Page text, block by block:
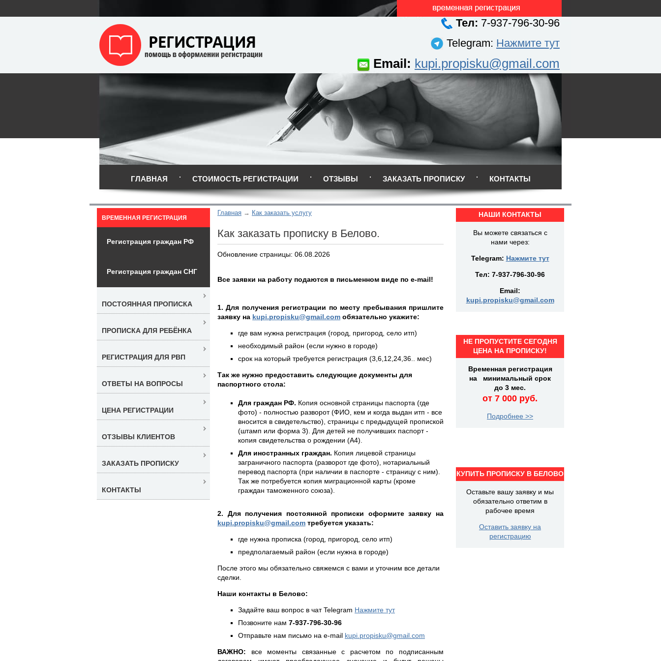
Тел: 7-937-796-30-96
Telegram: Нажмите тут
Email: kupi.propisku@gmail.com
ГЛАВНАЯ СТОИМОСТЬ РЕГИСТРАЦИИ ОТЗЫВЫ ЗАКАЗАТЬ ПРОПИСКУ КОНТАКТЫ
Главная Как заказать услугу
Как заказать прописку в Белово.
Обновление страницы: 06.08.2026
Все заявки на работу подаются в письменном виде по e-mail!
1. Для получения регистрации по месту пребывания пришлите
заявку на kupi.propisku@gmail.com обязательно укажите:
где вам нужна регистрация (город, пригород, село итп)
необходимый район (если нужно в городе)
срок на который требуется регистрация (3,6,12,24,36.. мес)
Так же нужно предоставить следующие документы для
паспортного стола:
Для граждан РФ. Копия основной страницы паспорта (где
фото) - полностью разворот (ФИО, кем и когда выдан итп - все
вносится в свидетельство), страницы с предыдущей пропиской
(штамп или форма 3). Для детей не получивших паспорт -
копия свидетельства о рождении (А4).
Для иностранных граждан. Копия лицевой страницы
заграничного паспорта (разворот где фото), нотариальный
перевод паспорта (при наличии в паспорте - страницу с ним).
Так же потребуется копия миграционной карты (кроме
граждан таможенного союза).
2. Для получения постоянной прописки оформите заявку на
kupi.propisku@gmail.com требуется указать:
где нужна прописка (город, пригород, село итп)
предполагаемый район (если нужна в городе)
После этого мы обязательно свяжемся с вами и уточним все детали
сделки.
Наши контакты в Белово:
Задайте ваш вопрос в чат Telegram Нажмите тут
Позвоните нам 7-937-796-30-96
Отправьте нам письмо на e-mail kupi.propisku@gmail.com
ВАЖНО: все моменты связанные с расчетом по подписанным
ВРЕМЕННАЯ РЕГИСТРАЦИЯ
Регистрация граждан РФ
Регистрация граждан СНГ
ПОСТОЯННАЯ ПРОПИСКА
ПРОПИСКА ДЛЯ РЕБЁНКА
РЕГИСТРАЦИЯ ДЛЯ РВП
ОТВЕТЫ НА ВОПРОСЫ
ЦЕНА РЕГИСТРАЦИИ
ОТЗЫВЫ КЛИЕНТОВ
ЗАКАЗАТЬ ПРОПИСКУ
КОНТАКТЫ
НАШИ КОНТАКТЫ
Вы можете связаться с
нами через:
Telegram: Нажмите тут
Тел: 7-937-796-30-96
Email:
kupi.propisku@gmail.com
НЕ ПРОПУСТИТЕ СЕГОДНЯ
ЦЕНА НА ПРОПИСКУ!
Временная регистрация
на минимальный срок
до 3 мес.
от 7 000 руб.
Подробнее >>
КУПИТЬ ПРОПИСКУ В БЕЛОВО
Оставьте вашу заявку и мы
обязательно ответим в
рабочее время
Оставить заявку на
регистрацию